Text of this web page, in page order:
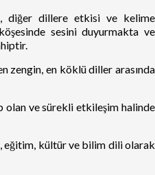
diğer dillere etkisi ve kelime
sesini duyurmakta ve
zengin, en köklü diller arasında
olan ve sürekli etkileşim halinde
eğitim, kültür ve bilim dili olarak